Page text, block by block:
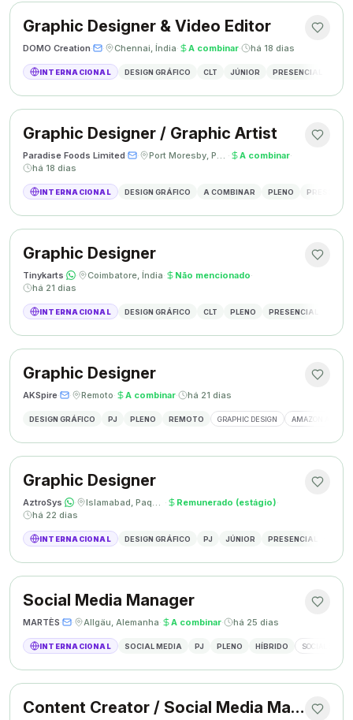
Graphic Designer & Video Editor
DOMO Creation· · Chennai, Índia· A combinar· há 18 dias
INTERNACIONAL DESIGN GRÁFICO CLT JÚNIOR PRESENCIAL
Graphic Designer / Graphic Artist
Paradise Foods Limited· · Port Moresby, Papua Nova Guiné · A combinar·
há 18 dias
INTERNACIONAL DESIGN GRÁFICO A COMBINAR PLENO
Graphic Designer
Tinykarts· · Coimbatore, Índia· Não mencionado·
há 21 dias
INTERNACIONAL DESIGN GRÁFICO CLT PLENO PRESENCIAL
Graphic Designer
AKSpire· · Remoto· A combinar· há 21 dias
DESIGN GRÁFICO PJ PLENO REMOTO GRAPHIC DESIGN AMAZON A+
Graphic Designer
AztroSys· · Islamabad, Paquistão · Remunerado (estágio)·
há 22 dias
INTERNACIONAL DESIGN GRÁFICO PJ JÚNIOR PRESENCIAL
Social Media Manager
MARTÈS· · Allgäu, Alemanha· A combinar· há 25 dias
INTERNACIONAL SOCIAL MEDIA PJ PLENO HÍBRIDO SOCIAL MEDIA
Content Creator / Social Media Manager